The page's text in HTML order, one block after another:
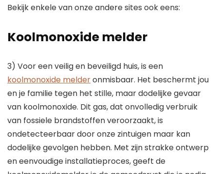
Bekijk enkele van onze andere sites ook eens:
Koolmonoxide melder
3) Voor een veilig en beveiligd huis, is een
koolmonoxide melderonmisbaar. Het beschermt jou
en je familie tegen het stille, maar dodelijke gevaar
van koolmonoxide. Dit gas, dat onvolledig verbruik
van fossiele brandstoffen veroorzaakt, is
ondetecteerbaar door onze zintuigen maar kan
dodelijke gevolgen hebben. Met zijn strakke ontwerp
en eenvoudige installatieproces, geeft de